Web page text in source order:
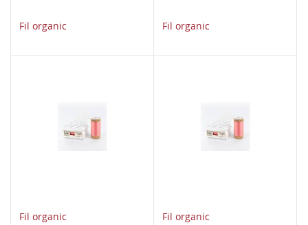
Fil organic Fil organic
Fil organic Fil organic